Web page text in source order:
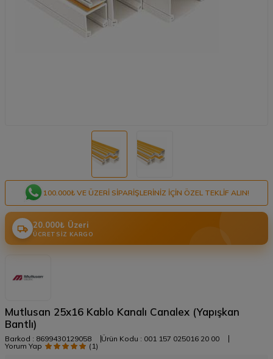
100.000₺ VE ÜZERI SIPARIŞLERINIZ IÇIN ÖZEL TEKLIF ALIN!
20.000₺ Üzeri
ÜCRETSIZ KARGO
Mutlusan 25x16 Kablo Kanalı Canalex (Yapışkan
Bantlı)
Barkod : 8699430129058 Ürün Kodu : 001 157 025016 20 00
Yorum Yap
(1)